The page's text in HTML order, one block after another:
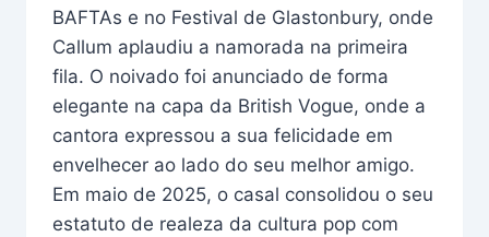
BAFTAs e no Festival de Glastonbury, onde
Callum aplaudiu a namorada na primeira
fila. O noivado foi anunciado de forma
elegante na capa da British Vogue, onde a
cantora expressou a sua felicidade em
envelhecer ao lado do seu melhor amigo.
Em maio de 2025, o casal consolidou o seu
estatuto de realeza da cultura pop com